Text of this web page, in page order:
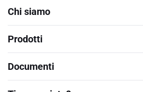
Chi siamo
Prodotti
Documenti